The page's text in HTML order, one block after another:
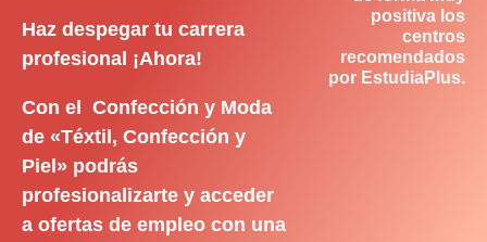
Haz despegar tu carrera
profesional ¡Ahora!
Con el Confección y Moda
de «Téxtil, Confección y
Piel» podrás
profesionalizarte y acceder
a ofertas de empleo con una
positiva los
centros
recomendados
por EstudiaPlus.